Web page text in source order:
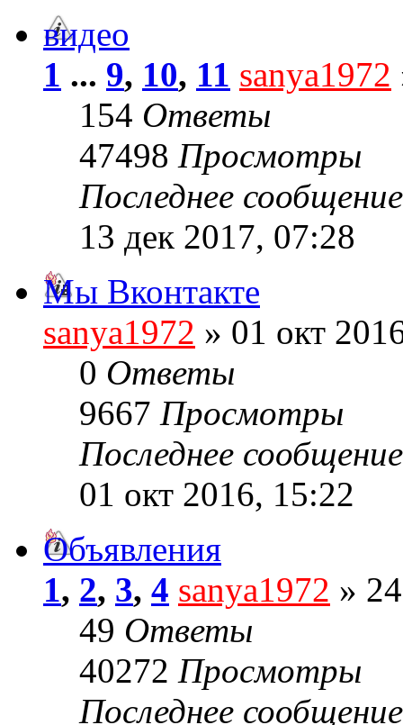
видео
1 ... 9, 10, 11 sanya1972
154 Ответы
47498 Просмотры
Последнее
13 дек 2017, 07:28
Мы Вконтакте
sanya1972 » 01 окт
0 Ответы
9667 Просмотры
Последнее
01 окт 2016, 15:22
Объявления
1, 2, 3, 4 sanya1972 »
49 Ответы
40272 Просмотры
Последнее